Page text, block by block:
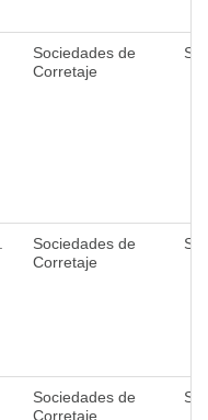
Sociedades de
Corretaje
Sociedades de
Corretaje
Sociedades de
Corretaje